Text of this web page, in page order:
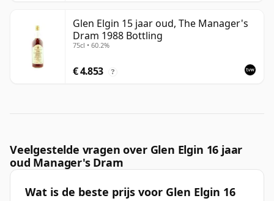
Glen Elgin 15 jaar oud, The Manager's
Dram 1988 Bottling
75cl • 60.2%
€ 4.853 ?
Veelgestelde vragen over Glen Elgin 16 jaar
oud Manager's Dram
Wat is de beste prijs voor Glen Elgin 16